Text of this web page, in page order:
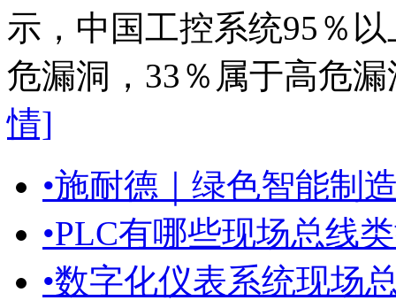
示，中国工控系统95％
危漏洞，33％属于高危
情]
•施耐德｜绿色智能制
•PLC有哪些现场总线
•数字化仪表系统现场